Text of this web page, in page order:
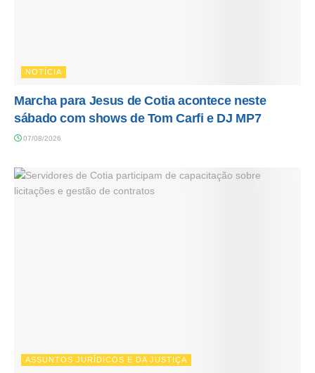
NOTÍCIA
Marcha para Jesus de Cotia acontece neste
sábado com shows de Tom Carfi e DJ MP7
07/08/2026
ASSUNTOS JURÍDICOS E DA JUSTIÇA